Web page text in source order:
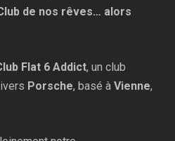
de nos rêves… alors
Flat 6 Addict, un club
Porsche, basé à Vienne,